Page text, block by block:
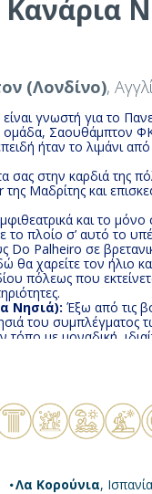
(Λονδίνο),
γνωστή για το
Σαουθάμπτον
ήταν το λιμάνι
σας στην καρδιά της
Μαδρίτης και
το μόνο σίγουρο είναι ότι θα
το πλοίο σ’ αυτό το
Do Palheiro σε
θα χαρείτε τον ήλιο
πόλεως που
Νησιά): Έξω από τις
του
με μοναδική,
ηφαιστειακές
συννεφιάζει,
Λα Κορούνια, Ισπανία